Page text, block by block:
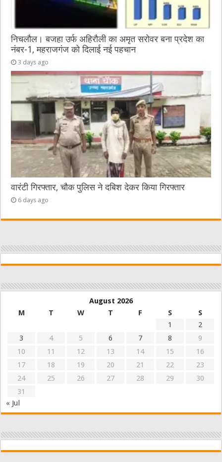
निचलौल। बजहा उर्फ अहिरौली का अमृत सरोवर बना प्रदेश का
नंबर-1, महराजगंज को दिलाई नई पहचान
3 days ago
वारंटी गिरफ्तार, चौक पुलिस ने दबिश देकर किया गिरफ्तार
6 days ago
August 2026
M
T W T F S
S
1
2
3
4 5 6 7 8
9
10
11 12 13 14 15
16
17
18 19 20 21 22
23
24
25 26 27 28 29
30
31
« Jul